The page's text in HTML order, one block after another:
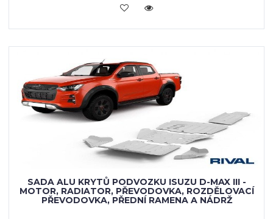
KOUPIT
SADA ALU KRYTŮ PODVOZKU ISUZU D-MAX III -
MOTOR, RADIATOR, PŘEVODOVKA, ROZDĚLOVACÍ
PŘEVODOVKA, PŘEDNÍ RAMENA A NÁDRŽ